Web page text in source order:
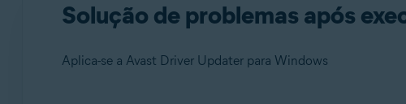
Solução de problemas após
Aplica-se a Avast Driver Updater para Windows